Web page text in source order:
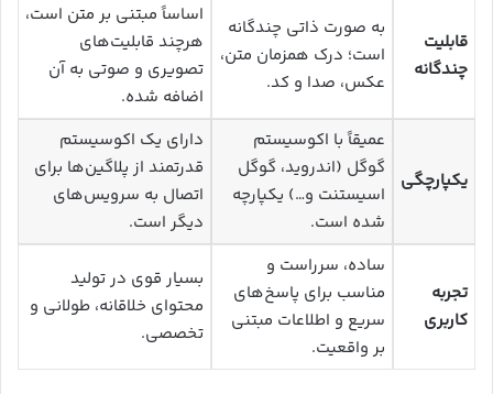
قابلیت
چندگانه
به صورت ذاتی چندگانه
است؛ درک همزمان متن،
عکس، صدا و کد.
اساساً مبتنی بر متن است،
هرچند قابلیت‌های
تصویری و صوتی به آن
اضافه شده.
یکپارچگی
عمیقاً با اکوسیستم
گوگل (اندروید، گوگل
اسیستنت و…) یکپارچه
شده است.
دارای یک اکوسیستم
قدرتمند از پلاگین‌ها برای
اتصال به سرویس‌های
دیگر است.
تجربه
کاربری
ساده، سرراست و
مناسب برای پاسخ‌های
سریع و اطلاعات مبتنی
بر واقعیت.
بسیار قوی در تولید
محتوای خلاقانه، طولانی و
تخصصی.